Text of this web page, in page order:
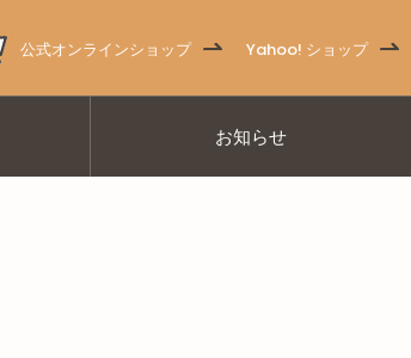
公式オンラインショップ Yahoo! ショップ
お知らせ